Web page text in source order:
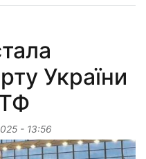
України
- 13:56